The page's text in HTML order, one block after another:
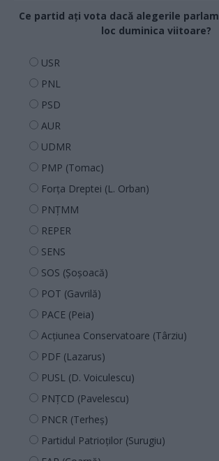
Ce partid ați vota dacă alegerile
loc duminica viitoare?
USR
PNL
PSD
AUR
UDMR
PMP (Tomac)
Forța Dreptei (L. Orban)
PNȚMM
REPER
SENS
SOS (Șoșoacă)
POT (Gavrilă)
PACE (Peia)
Acțiunea Conservatoare (Târziu)
PDF (Lazarus)
PUSL (D. Voiculescu)
PNȚCD (Pavelescu)
PNCR (Terheș)
Partidul Patrioților (Surugiu)